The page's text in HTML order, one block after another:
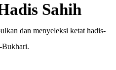
Sahih
dan menyeleksi ketat hadis-
Bukhari.